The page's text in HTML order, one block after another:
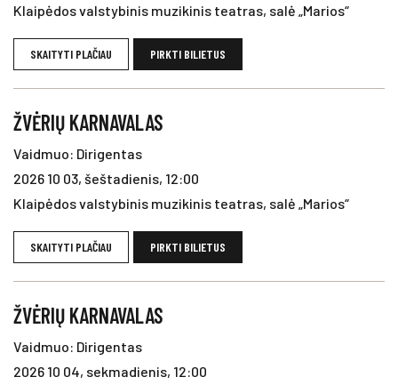
Klaipėdos valstybinis muzikinis teatras, salė „Marios“
SKAITYTI PLAČIAU PIRKTI BILIETUS
ŽVĖRIŲ KARNAVALAS
Vaidmuo: Dirigentas
2026 10 03, šeštadienis, 12:00
Klaipėdos valstybinis muzikinis teatras, salė „Marios“
SKAITYTI PLAČIAU PIRKTI BILIETUS
ŽVĖRIŲ KARNAVALAS
Vaidmuo: Dirigentas
2026 10 04, sekmadienis, 12:00